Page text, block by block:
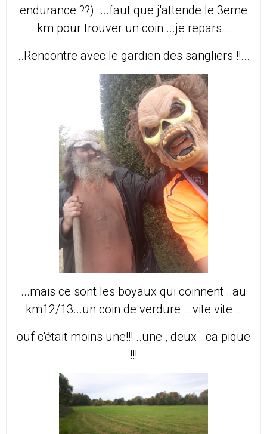
endurance ??) ...faut que j'attende le 3eme
km pour trouver un coin ...je repars...
..Rencontre avec le gardien des sangliers !!...
...mais ce sont les boyaux qui coinnent ..au
km12/13...un coin de verdure ...vite vite ..
ouf c'était moins une!!! ..une , deux ..ca pique
!!!